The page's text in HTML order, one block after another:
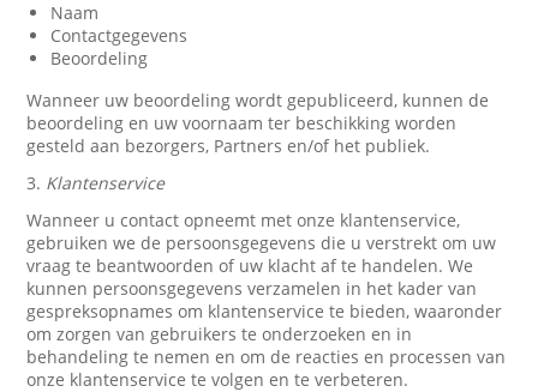
Naam
Contactgegevens
Beoordeling
Wanneer uw beoordeling wordt gepubliceerd, kunnen de
beoordeling en uw voornaam ter beschikking worden
gesteld aan bezorgers, Partners en/of het publiek.
3. Klantenservice
Wanneer u contact opneemt met onze klantenservice,
gebruiken we de persoonsgegevens die u verstrekt om uw
vraag te beantwoorden of uw klacht af te handelen. We
kunnen persoonsgegevens verzamelen in het kader van
gespreksopnames om klantenservice te bieden, waaronder
om zorgen van gebruikers te onderzoeken en in
behandeling te nemen en om de reacties en processen van
onze klantenservice te volgen en te verbeteren.